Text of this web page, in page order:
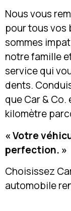
Nous vous
pour tous vos
sommes
notre famille
service qui
dents.
que Car &
kilomètre
« Votre
perfection. »
Choisissez
automobile